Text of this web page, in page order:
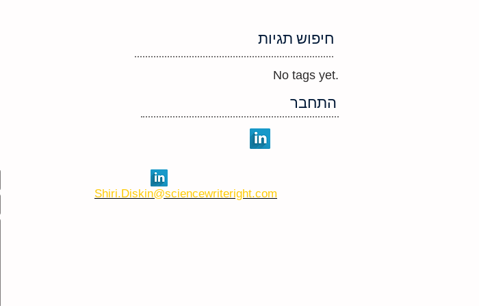
חיפוש תגיות
No tags yet.
התחבר
Shiri.Diskin@sciencewriteright.com